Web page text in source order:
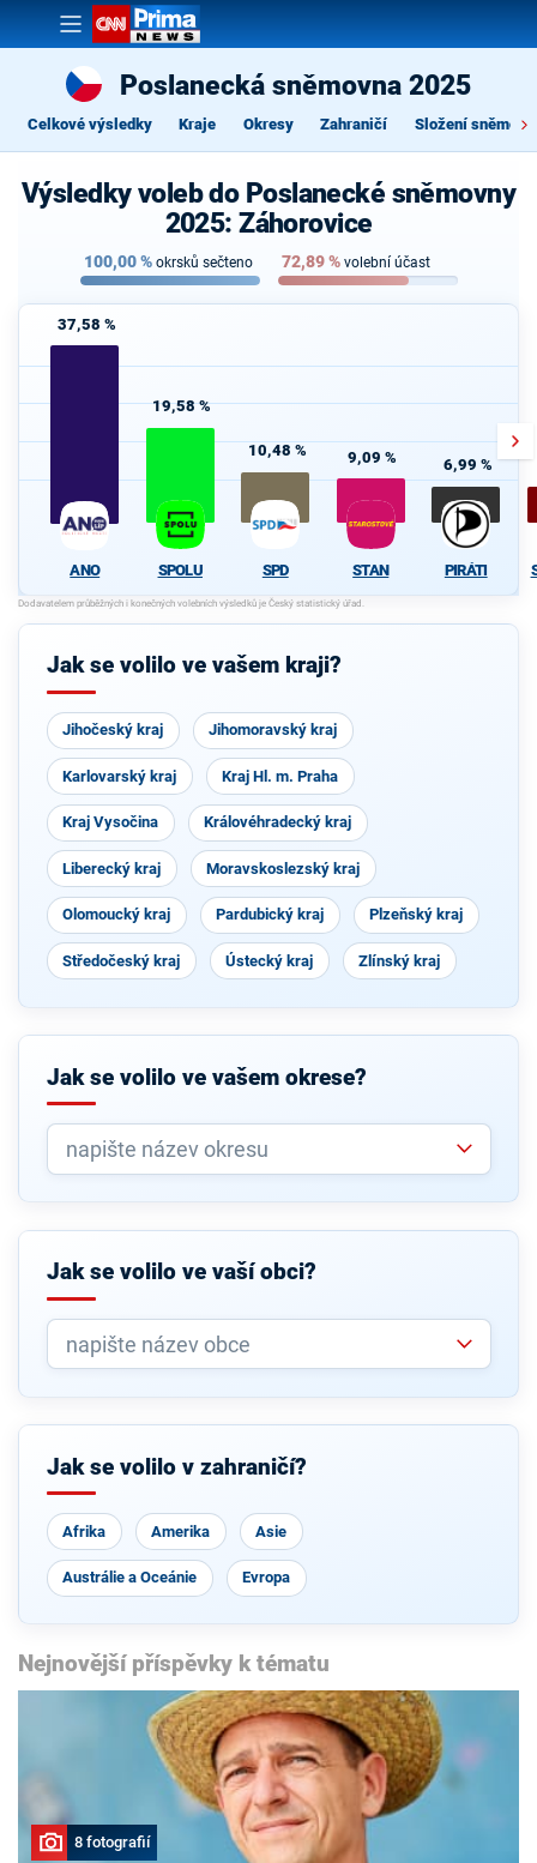
Poslanecká sněmovna 2025
Celkové výsledky Kraje Okresy Zahraničí Složení
Výsledky voleb do Poslanecké sněmovny
2025: Záhorovice
100,00% okrsků sečteno 72,89% volební účast
37,58 %
ANO
19,58 %
SPOLU
10,48 %
SPD
9,09 %
STAN
6,99 %
PIRÁTI
Jak se volilo ve vašem kraji?
Jihočeský kraj Jihomoravský kraj
Karlovarský kraj Kraj Hl. m. Praha
Kraj Vysočina Královéhradecký kraj
Liberecký kraj Moravskoslezský kraj
Olomoucký kraj Pardubický kraj Plzeňský kraj
Středočeský kraj Ústecký kraj Zlínský kraj
Jak se volilo ve vašem okrese?
Jak se volilo ve vaší obci?
Jak se volilo v zahraničí?
Afrika Amerika Asie
Austrálie a Oceánie Evropa
Nejnovější příspěvky k tématu
8 fotografií